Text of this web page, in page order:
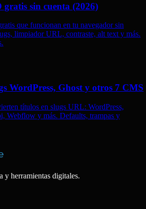
sin cuenta (2026)
que funcionan en tu navegador sin
limpiador URL, contraste, alt text y más.
WordPress, Ghost y otros 7 CMS
títulos en slugs URL: WordPress,
Webflow y más. Defaults, trampas y
y herramientas digitales.